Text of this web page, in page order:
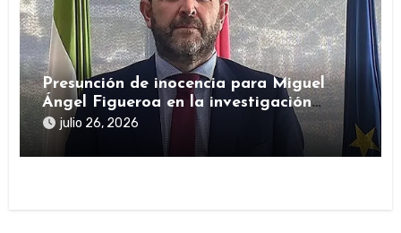
Presunción de inocencia para Miguel
Ángel Figueroa en la investigación
sobre SEPI
julio 26, 2026